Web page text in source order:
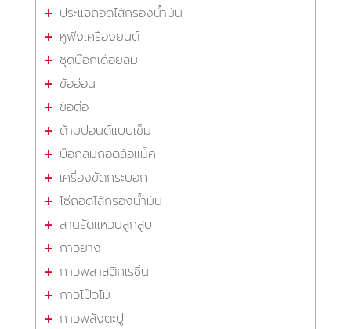
ประแจถอดไส้กรองน้ำมัน
หูฟังเครื่องยนต์
ชุดบ๊อกเดือยลม
ข้ออ่อน
ข้อต่อ
ด้ามปอนด์แบบเข็ม
บ๊อกลมถอดล้อแม็ค
เครื่องขัดกระบอก
โซ่ถอดไส้กรองน้ำมัน
ลานรัดแหวนลูกสูบ
กาวยาง
กาวพลาสติกเรซิ่น
กาวโป๊วไม้
กาวพลังตะปู